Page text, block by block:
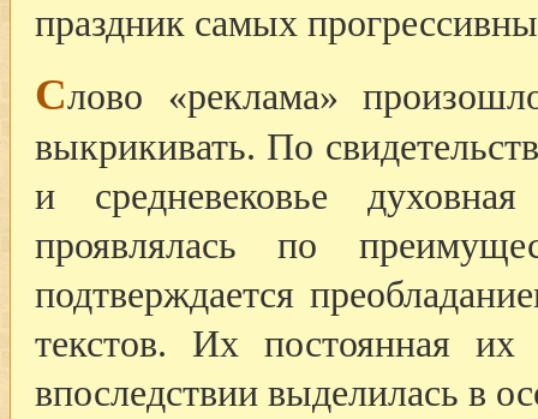
праздник самых
Слово «реклама»
выкрикивать. По
и средневековье
проявлялась по
подтверждается
текстов. Их постоянная
впоследствии выделилась в